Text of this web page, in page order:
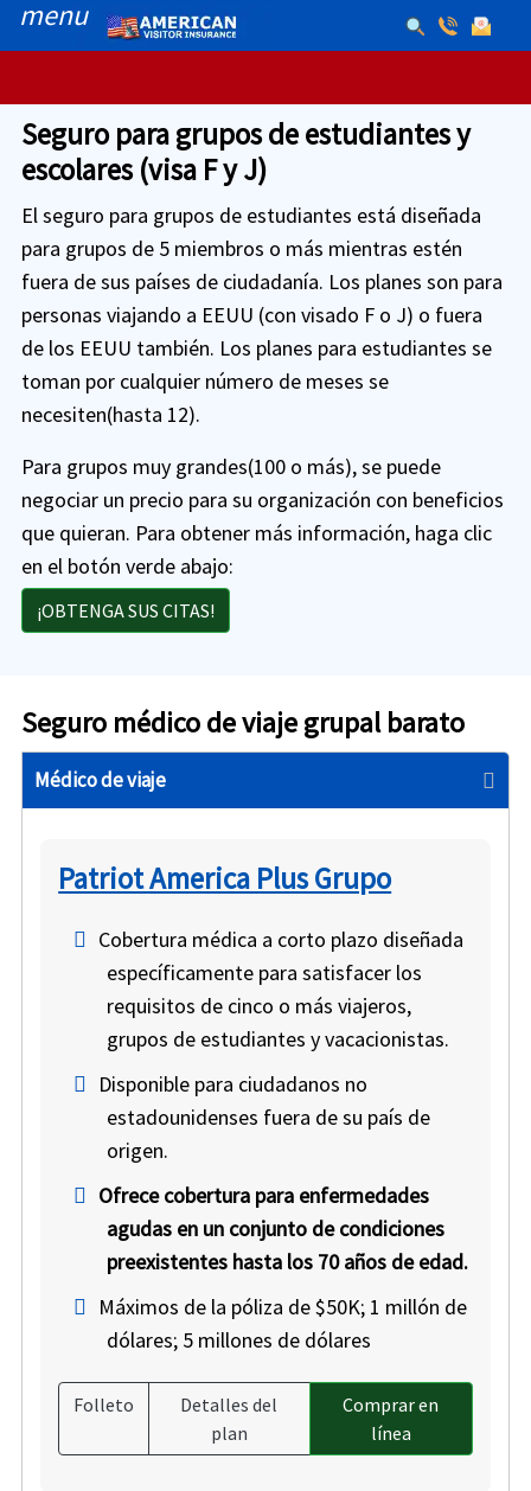
menu
Seguro para grupos de estudiantes y
escolares (visa F y J)
El seguro para grupos de estudiantes está diseñada
para grupos de 5 miembros o más mientras estén
fuera de sus países de ciudadanía. Los planes son para
personas viajando a EEUU (con visado F o J) o fuera
de los EEUU también. Los planes para estudiantes se
toman por cualquier número de meses se
necesiten(hasta 12).
Para grupos muy grandes(100 o más), se puede
negociar un precio para su organización con beneficios
que quieran. Para obtener más información, haga clic
en el botón verde abajo:
¡OBTENGA SUS CITAS!
Seguro médico de viaje grupal barato
Médico de viaje
Patriot America Plus Grupo
Cobertura médica a corto plazo diseñada
específicamente para satisfacer los
requisitos de cinco o más viajeros,
grupos de estudiantes y vacacionistas.
Disponible para ciudadanos no
estadounidenses fuera de su país de
origen.
Ofrece cobertura para enfermedades
agudas en un conjunto de condiciones
preexistentes hasta los 70 años de edad.
Máximos de la póliza de $50K; 1 millón de
dólares; 5 millones de dólares
Folleto
Detalles del
plan
Comprar en
línea